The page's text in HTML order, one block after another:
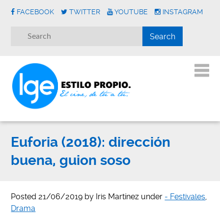
FACEBOOK TWITTER YOUTUBE INSTAGRAM
Euforia (2018): dirección
buena, guion soso
Posted21/06/2019 by Iris Martínez under - Festivales,
Drama